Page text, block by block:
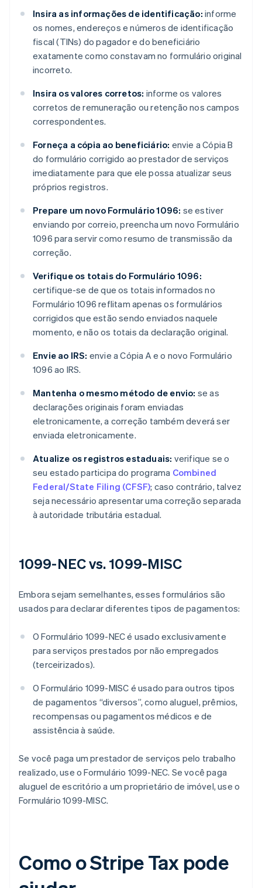
Insira as informações de identificação: informe
os nomes, endereços e números de identificação
fiscal (TINs) do pagador e do beneficiário
exatamente como constavam no formulário original
incorreto.
Insira os valores corretos: informe os valores
corretos de remuneração ou retenção nos campos
correspondentes.
Forneça a cópia ao beneficiário: envie a Cópia B
do formulário corrigido ao prestador de serviços
imediatamente para que ele possa atualizar seus
próprios registros.
Prepare um novo Formulário 1096: se estiver
enviando por correio, preencha um novo Formulário
1096 para servir como resumo de transmissão da
correção.
Verifique os totais do Formulário 1096:
certifique-se de que os totais informados no
Formulário 1096 reflitam apenas os formulários
corrigidos que estão sendo enviados naquele
momento, e não os totais da declaração original.
Envie ao IRS: envie a Cópia A e o novo Formulário
1096 ao IRS.
Mantenha o mesmo método de envio: se as
declarações originais foram enviadas
eletronicamente, a correção também deverá ser
enviada eletronicamente.
Atualize os registros estaduais: verifique se o
seu estado participa do programa Combined
Federal/State Filing (CFSF); caso contrário, talvez
seja necessário apresentar uma correção separada
à autoridade tributária estadual.
1099-NEC vs. 1099-MISC
Embora sejam semelhantes, esses formulários são
usados para declarar diferentes tipos de pagamentos:
O Formulário 1099-NEC é usado exclusivamente
para serviços prestados por não empregados
(terceirizados).
O Formulário 1099-MISC é usado para outros tipos
de pagamentos “diversos”, como aluguel, prêmios,
recompensas ou pagamentos médicos e de
assistência à saúde.
Se você paga um prestador de serviços pelo trabalho
realizado, use o Formulário 1099-NEC. Se você paga
aluguel de escritório a um proprietário de imóvel, use o
Formulário 1099-MISC.
Como o Stripe Tax pode